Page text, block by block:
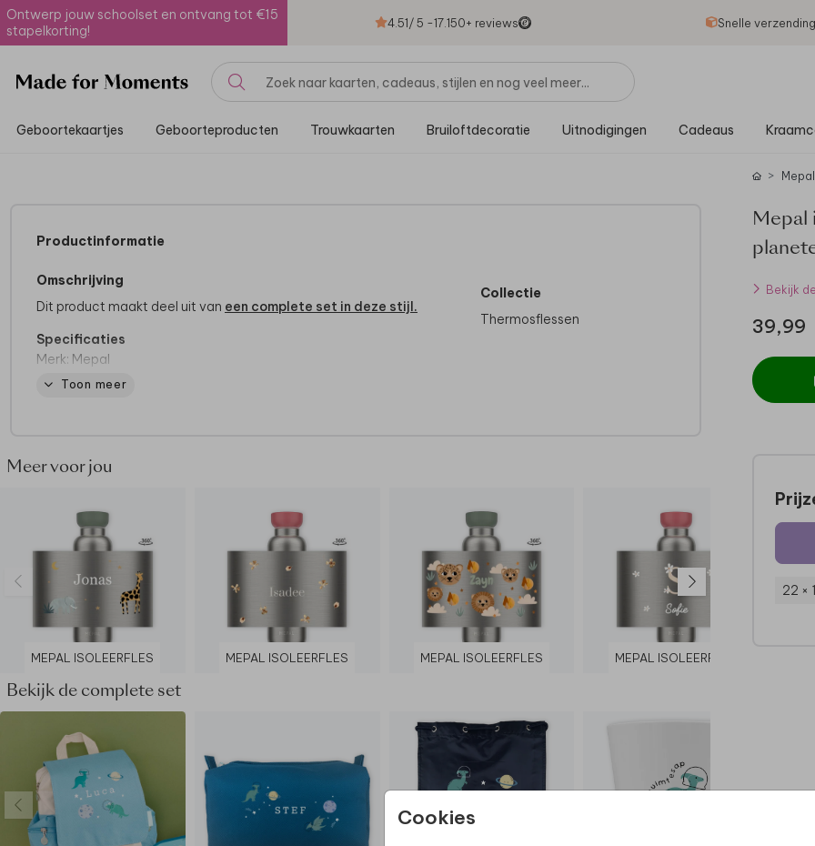
Ontwerp jouw schoolset en ontvang tot €15
stapelkorting!
4.51/ 5 -17.150+ reviews Snelle
Geboortekaartjes Geboorteproducten Trouwkaarten Bruiloftdecoratie Uitnodigingen Cadeaus
Cookies
Productinformatie
Omschrijving
Dit product maakt deel uit van een complete set in deze stijl.
Specificaties
Merk: Mepal
Inhoud: 500ml ml
De buitenkant van de fles blijft koel en droog
Afmetingen: hoog 238mm & diameter 70 mm
Toon meer
Collectie
Thermosflessen
Meer voor jou
MEPAL ISOLEERFLES MEPAL ISOLEERFLES MEPAL ISOLEERFLES MEPAL ISOLEERFLES
Bekijk de complete set
Mepal
Mepal
Bekijk
39,99
22 ×